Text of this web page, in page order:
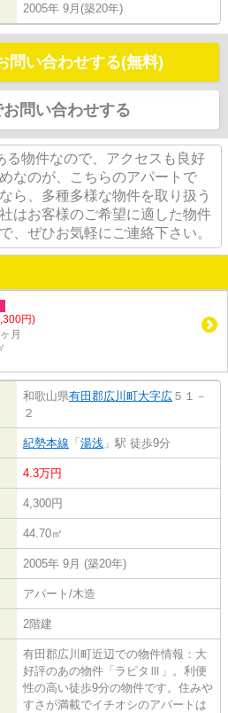
2005年 9月(築20年)
問い合わせする(無料)
お問い合わせする
る物件なので、アクセスも良好
なのが、こちらのアパートで
ら、多種多様な物件を取り扱う
はお客様のご希望に適した物件
、ぜひお気軽にご連絡下さい。
円)
月
和歌山県有田郡広川町大字広 ５１－
２
紀勢本線 「 湯浅 」駅 徒歩9分
4.3万円
4,300円
44.70㎡
2005年 9月 (築20年)
アパート/木造
2階建
有田郡広川町近辺での物件情報：大
好評のあの物件「ラピタⅢ」。利便
性の高い徒歩9分の物件です。住みや
すさが満載でイチオシのアパートは